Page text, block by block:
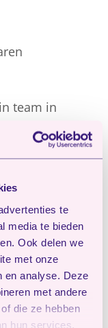
te
media te bieden
Ook delen we
met onze
en analyse. Deze
met andere
die ze hebben
hun services.
team in
Huizen. Je
met veel
om het
krijgt een
in een
voor jouw
ideeën en
organisatie